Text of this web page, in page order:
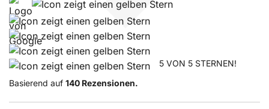
5 VON 5 STERNEN!
Basierend auf 140 Rezensionen.